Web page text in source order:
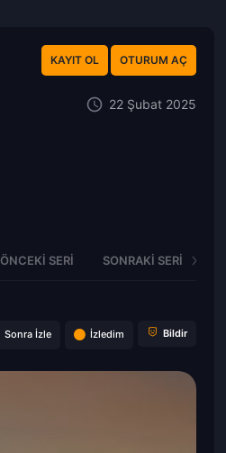
KAYIT OL OTURUM AÇ
22 Şubat 2025
ÖNCEKI SERI SONRAKI SERI
Sonra İzle İzledim Bildir